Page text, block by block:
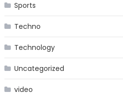
Sports
Techno
Technology
Uncategorized
video